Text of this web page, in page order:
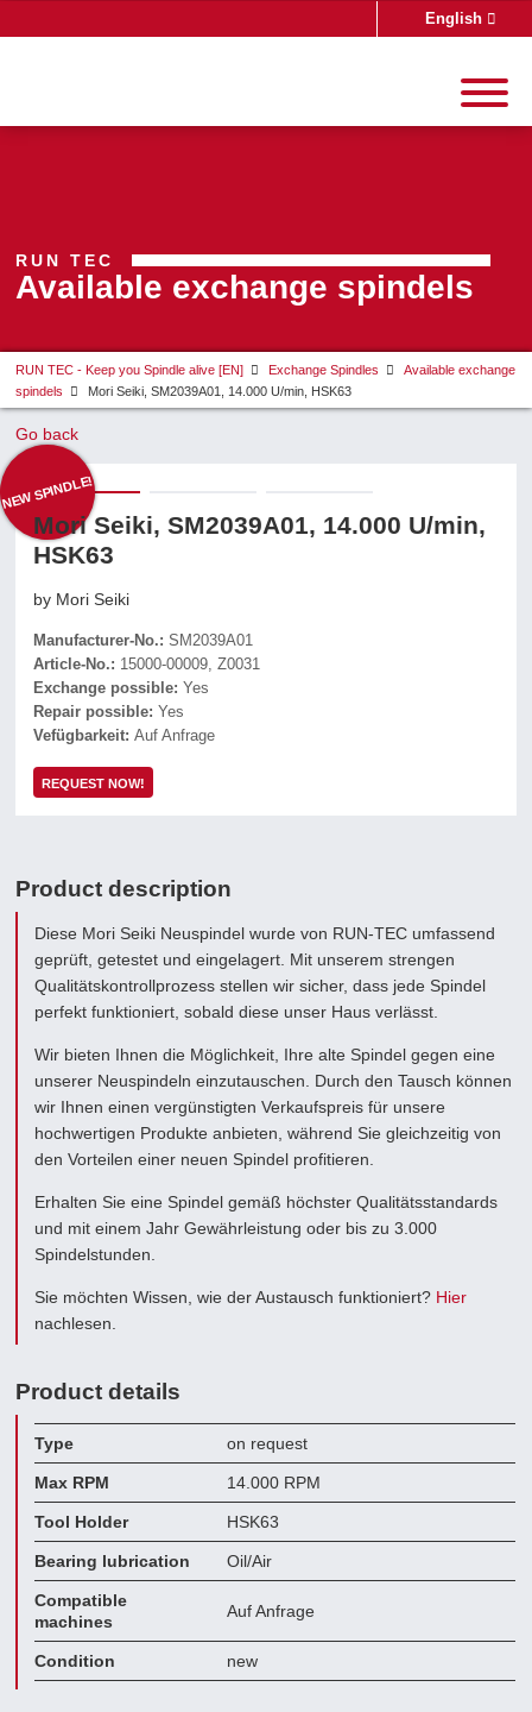
English
RUN TEC
Available exchange spindels
RUN TEC - Keep you Spindle alive [EN] Exchange Spindles
Available exchange
spindels
Mori Seiki, SM2039A01, 14.000 U/min, HSK63
Go back
NEW SPINDLE!
Mori Seiki, SM2039A01, 14.000 U/min,
HSK63
by Mori Seiki
Manufacturer-No.:SM2039A01
Article-No.: 15000-00009, Z0031
Exchange possible:Yes
Repair possible:Yes
Vefügbarkeit:Auf Anfrage
REQUEST NOW!
Product description
Diese Mori Seiki Neuspindel wurde von RUN-TEC umfassend
geprüft, getestet und eingelagert. Mit unserem strengen
Qualitätskontrollprozess stellen wir sicher, dass jede Spindel
perfekt funktioniert, sobald diese unser Haus verlässt.
Wir bieten Ihnen die Möglichkeit, Ihre alte Spindel gegen eine
unserer Neuspindeln einzutauschen. Durch den Tausch können
wir Ihnen einen vergünstigten Verkaufspreis für unsere
hochwertigen Produkte anbieten, während Sie gleichzeitig von
den Vorteilen einer neuen Spindel profitieren.
Erhalten Sie eine Spindel gemäß höchster Qualitätsstandards
und mit einem Jahr Gewährleistung oder bis zu 3.000
Spindelstunden.
Sie möchten Wissen, wie der Austausch funktioniert? Hier
nachlesen.
Product details
Type on request
Max RPM 14.000 RPM
Tool Holder HSK63
Bearing lubrication Oil/Air
Compatible
machines
Auf Anfrage
Condition new